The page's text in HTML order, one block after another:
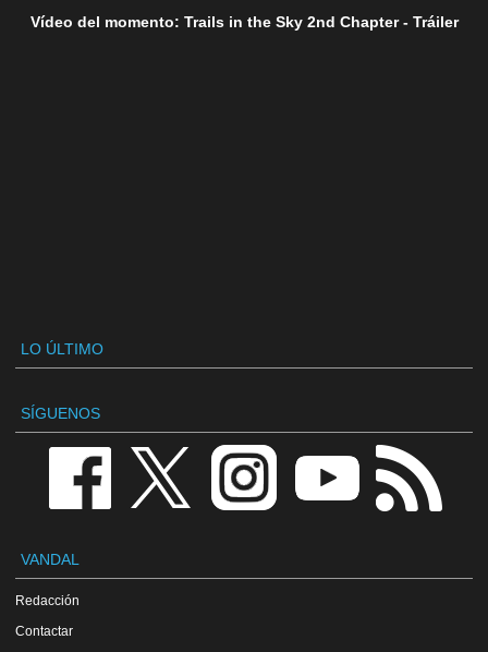
Vídeo del momento: Trails in the Sky 2nd Chapter - Tráiler
LO ÚLTIMO
SÍGUENOS
VANDAL
Redacción
Contactar